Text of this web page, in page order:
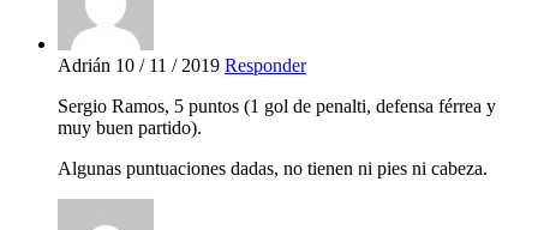
Adrián 10 / 11 / 2019 Responder
Sergio Ramos, 5 puntos (1 gol de penalti, defensa férrea y
muy buen partido).
Algunas puntuaciones dadas, no tienen ni pies ni cabeza.